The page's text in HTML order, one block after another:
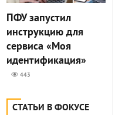
ПФУ запустил
инструкцию для
сервиса «Моя
идентификация»
443
СТАТЬИ В ФОКУСЕ